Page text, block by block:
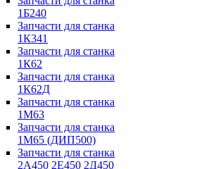
1Б240
Запчасти для станка
1К341
Запчасти для станка
1К62
Запчасти для станка
1К62Д
Запчасти для станка
1М63
Запчасти для станка
1М65 (ДИП500)
Запчасти для станка
2А450 2Е450 2Д450